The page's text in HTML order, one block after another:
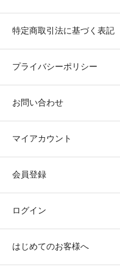
特定商取引法に基づく表記
プライバシーポリシー
お問い合わせ
マイアカウント
会員登録
ログイン
はじめてのお客様へ